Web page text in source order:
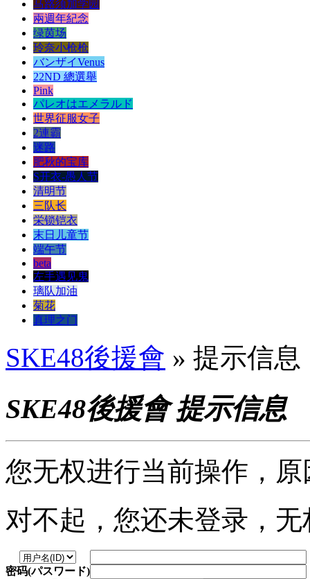
马路须加学园
兩週年紀念
绿茵场
玲奈小枪枪
バンザイVenus
22ND 總選舉
Pink
パレオはエメラルド
世界征服女子
2連霸
迷路
肥秋的宝库
S开衣-愚人节
清明节
三队长
栄锁铠衣
末日儿童节
端午节
beta
左手遇见鬼
璃队加油
菊花
真理之门
SKE48後援會 » 提示信息
SKE48後援會 提示信息
您无权进行当前操作，
对不起，您还未登录，
密码(パスワード)